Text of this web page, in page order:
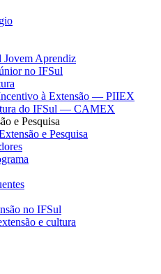
Jovem Aprendiz
no IFSul
à Extensão — PIIEX
do IFSul — CAMEX
e Pesquisa
e Pesquisa
no IFSul
e cultura